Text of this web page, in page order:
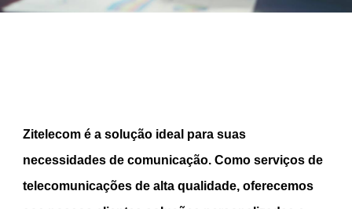
Zitelecom é a solução ideal para suas
necessidades de comunicação. Como serviços de
telecomunicações de alta qualidade, oferecemos